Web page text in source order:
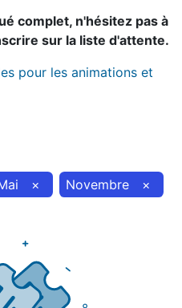
complet, n'hésitez pas à
sur la liste d'attente.
pour les animations et
× Novembre ×